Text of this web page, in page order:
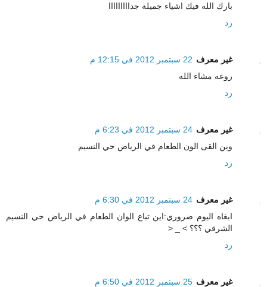
بارك الله فيك اشياء جميلة جدااااااااا
رد
غير معرف 22 سبتمبر 2012 في 12:15 م
روعه مشاء الله
رد
غير معرف 24 سبتمبر 2012 في 6:23 م
وين القى الون الطعام في الرياض حي النسيم
رد
غير معرف 24 سبتمبر 2012 في 6:30 م
ابغاه اليوم ضروري:اين تباع الوان الطعام في الرياض حي النسيم
الشرقي ؟؟؟ > _ <
رد
غير معرف 25 سبتمبر 2012 في 6:50 م